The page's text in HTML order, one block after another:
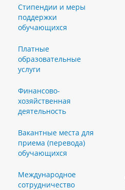
Стипендии и меры
поддержки
обучающихся
Платные
образовательные
услуги
Финансово-
хозяйственная
деятельность
Вакантные места для
приема (перевода)
обучающихся
Международное
сотрудничество